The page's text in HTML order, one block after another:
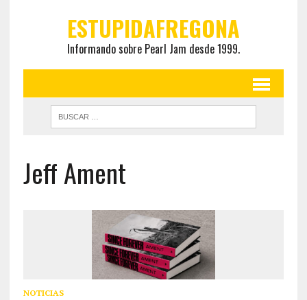
ESTUPIDAFREGONA
Informando sobre Pearl Jam desde 1999.
Jeff Ament
NOTICIAS